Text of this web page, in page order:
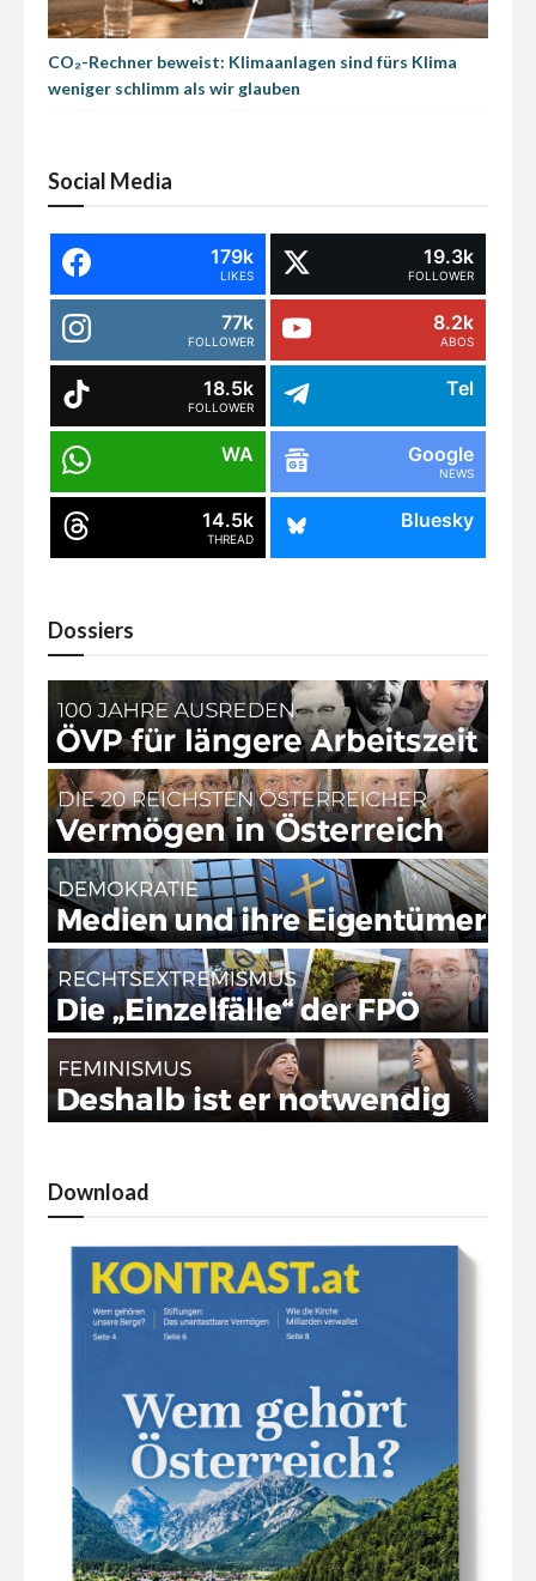
CO₂-Rechner beweist: Klimaanlagen sind fürs Klima
weniger schlimm als wir glauben
Social Media
179k
LIKES
19.3k
FOLLOWER
77k
FOLLOWER
8.2k
ABOS
18.5k
FOLLOWER
Tel
WA Google
NEWS
14.5k
THREAD
Bluesky
Dossiers
Download